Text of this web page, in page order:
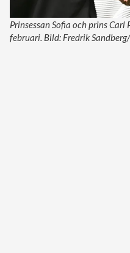
Prinsessan Sofia och prins
februari. Bild: Fredrik